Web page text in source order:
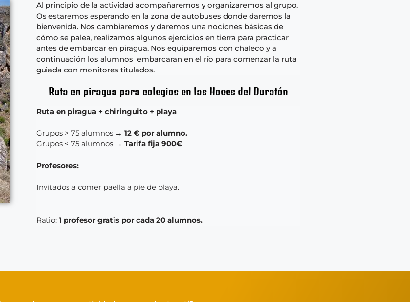
Al principio de la actividad acompañaremos y organizaremos al grupo.
Os estaremos esperando en la zona de autobuses donde daremos la
bienvenida. Nos cambiaremos y daremos una nociones básicas de
cómo se palea, realizamos algunos ejercicios en tierra para practicar
antes de embarcar en piragua. Nos equiparemos con chaleco y a
continuación los alumnos embarcaran en el río para comenzar la ruta
guiada con monitores titulados.
Ruta en piragua para colegios en las Hoces del Duratón
Ruta en piragua + chiringuito + playa
Grupos > 75 alumnos → 12 € por alumno.
Grupos < 75 alumnos → Tarifa fija 900€
Profesores:
Invitados a comer paella a pie de playa.
Ratio: 1 profesor gratis por cada 20 alumnos.